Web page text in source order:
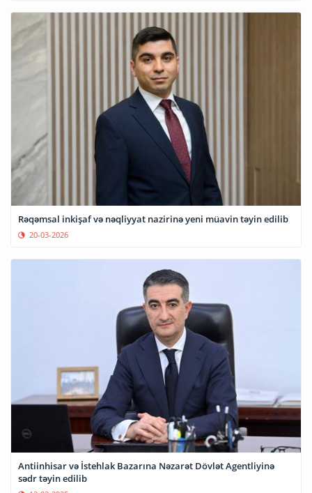
Rəqəmsal inkişaf və nəqliyyat nazirinə yeni müavin təyin edilib
20-03-2026
Antiinhisar və İstehlak Bazarına Nəzarət Dövlət Agentliyinə
sədr təyin edilib